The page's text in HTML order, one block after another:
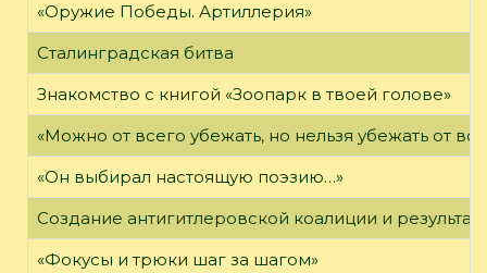
«Оружие Победы. Артиллерия»
Сталинградская битва
Знакомство с книгой «Зоопарк в твоей голове»
«Можно от всего убежать, но нельзя убежать от
«Он выбирал настоящую поэзию…»
Создание антигитлеровской коалиции и
«Фокусы и трюки шаг за шагом»